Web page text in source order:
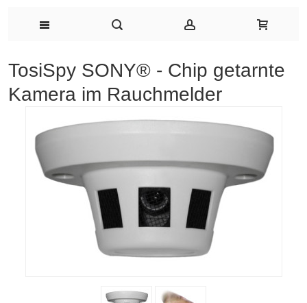
TosiSpy SONY® - Chip getarnte
Kamera im Rauchmelder